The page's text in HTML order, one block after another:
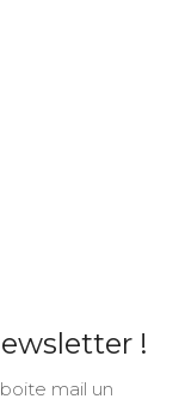
!
mail un